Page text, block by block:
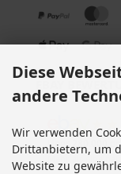
Über
Mehr als eine
Diese
andere
Wir verwenden
Drittanbietern, um
Website zu